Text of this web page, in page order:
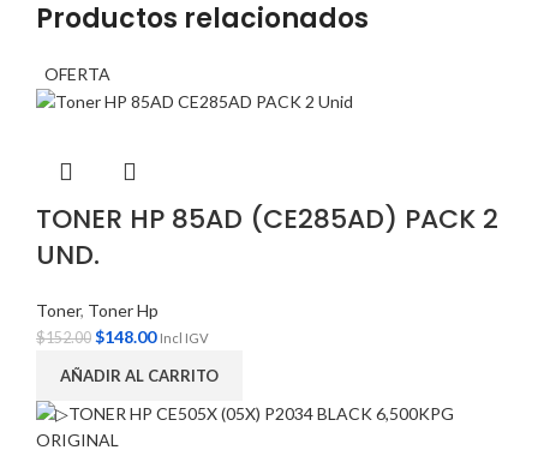
Productos relacionados
OFERTA
TONER HP 85AD (CE285AD) PACK 2
UND.
Toner, Toner Hp
$152.00 $148.00 Incl IGV
AÑADIR AL CARRITO